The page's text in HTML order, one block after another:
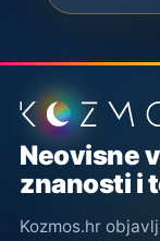
Podnožje
Neovisne
znanosti i
Kozmos.hr